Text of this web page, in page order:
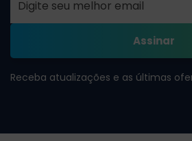
Receba atualizações e as últimas